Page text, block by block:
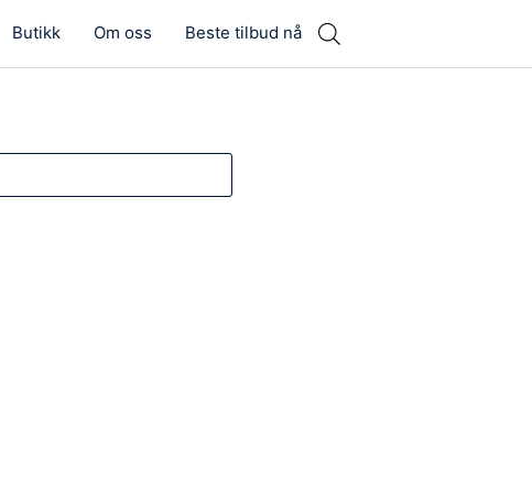
Butikk Om oss Beste tilbud nå